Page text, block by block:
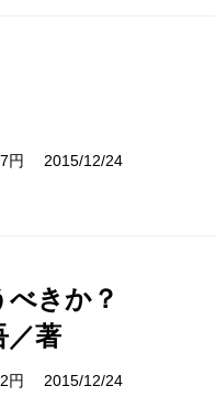
円 2015/12/24
べきか？
／著
円 2015/12/24